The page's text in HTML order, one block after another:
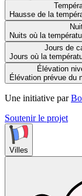
Hausse de la
Nuits où la
Jours de
Jours où la
Élévation
Élévation prévue du
Une initiative par
Soutenir le projet
Villes